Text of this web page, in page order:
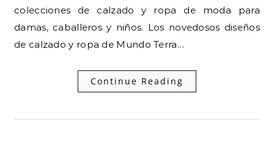
colecciones de calzado y ropa de moda para
damas, caballeros y niños. Los novedosos diseños
de calzado y ropa de Mundo Terra…
Continue Reading